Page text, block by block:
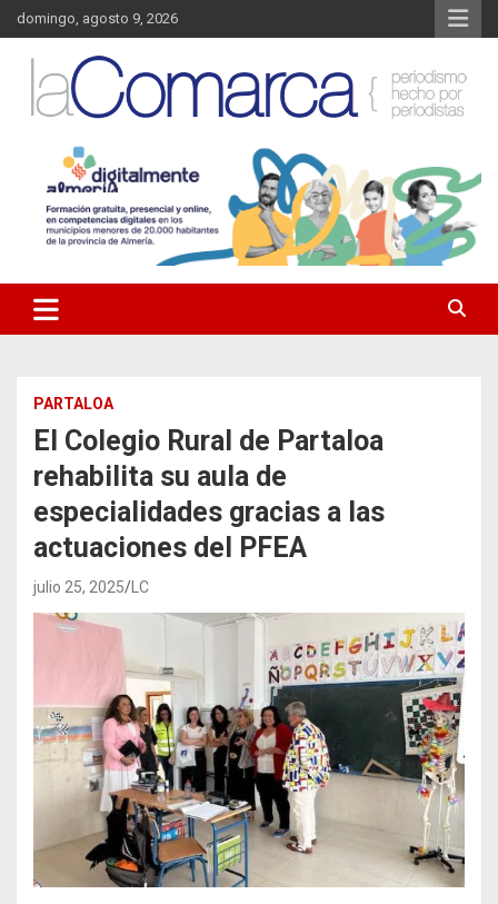
Saltar
al
contenido
domingo, agosto 9, 2026
La Comarca – Noticias del
Almanzora
Almanzora y sus localidades.
PARTALOA
El Colegio Rural de Partaloa
rehabilita su aula de
especialidades gracias a las
actuaciones del PFEA
julio 25, 2025 LC